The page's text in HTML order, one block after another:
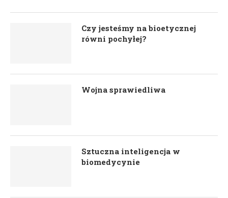
Czy jesteśmy na bioetycznej
równi pochyłej?
Wojna sprawiedliwa
Sztuczna inteligencja w
biomedycynie